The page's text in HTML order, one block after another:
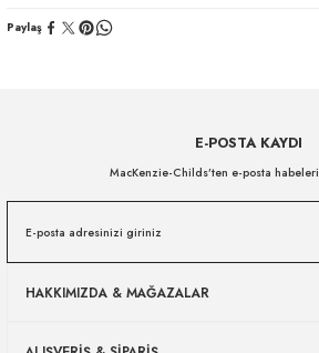
Paylaş
E-POSTA KAYDI
MacKenzie-Childs’ten e-posta
HAKKIMIZDA & MAĞAZALAR